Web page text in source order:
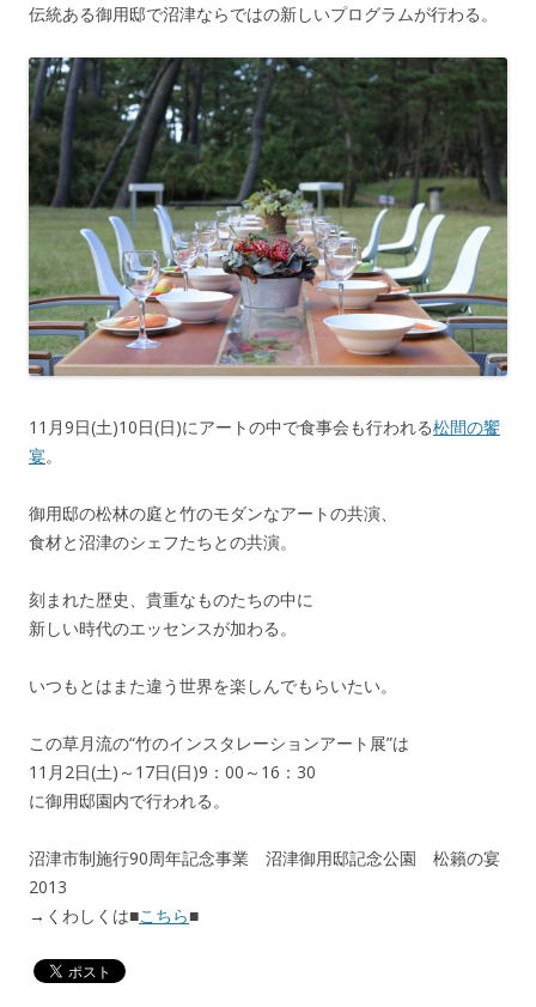
伝統ある御用邸で沼津ならではの新しいプログラムが行わる。
11月9日(土)10日(日)にアートの中で食事会も行われる松間の饗
宴。
御用邸の松林の庭と竹のモダンなアートの共演、
食材と沼津のシェフたちとの共演。
刻まれた歴史、貴重なものたちの中に
新しい時代のエッセンスが加わる。
いつもとはまた違う世界を楽しんでもらいたい。
この草月流の“竹のインスタレーションアート展”は
11月2日(土)～17日(日)9：00～16：30
に御用邸園内で行われる。
沼津市制施行90周年記念事業 沼津御用邸記念公園 松籟の宴
2013
→くわしくは■こちら■